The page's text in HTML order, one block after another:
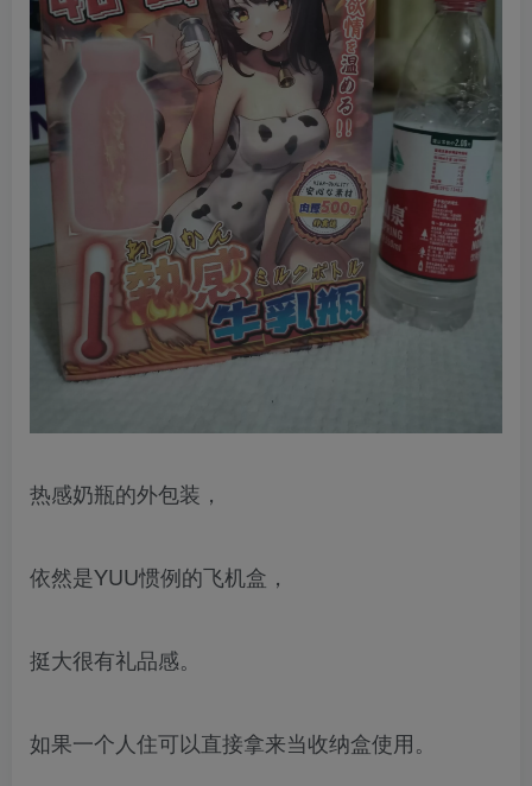
热感奶瓶的外包装，
依然是YUU惯例的飞机盒，
挺大很有礼品感。
如果一个人住可以直接拿来当收纳盒使用。